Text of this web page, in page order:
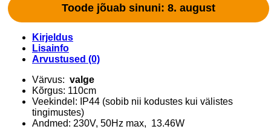
Toode jõuab sinuni: 8. august
Kirjeldus
Lisainfo
Arvustused (0)
Värvus: valge
Kõrgus: 110cm
Veekindel: IP44 (sobib nii kodustes kui välistes
tingimustes)
Andmed: 230V, 50Hz max, 13.46W